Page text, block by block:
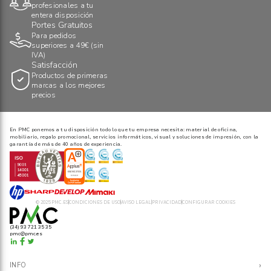
profesionales a tu
entera disposición
Portes Gratuitos
Para pedidos
superiores a 49€ (sin
IVA)
Satisfacción
Productos de primeras
marcas a los mejores
precios
En PMC ponemos a tu disposición todo lo que tu empresa necesita: material de oficina,
mobiliario, regalo promocional, servicios informáticos, visual y soluciones de impresión, con la
garantía de más de 40 años de experiencia.
© 2025 PMC.ESCONDICIONES DE USO AVISO LEGAL PRIVACIDADCONFIGURAR COOKIES
(34) 93 721 35 35
pmc@pmc.es
INFO ›